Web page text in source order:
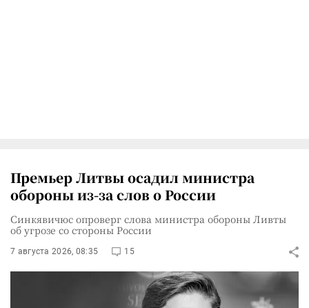
Премьер Литвы осадил министра
обороны из-за слов о России
Синкявичюс опроверг слова министра обороны Ливты
об угрозе со стороны России
7 августа 2026, 08:35 15